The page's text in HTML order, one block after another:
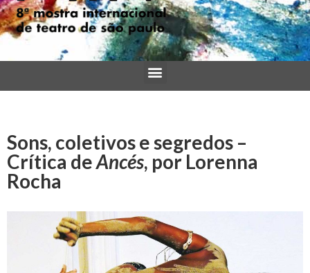
Sons, coletivos e segredos –
Crítica deAncés, por Lorenna
Rocha